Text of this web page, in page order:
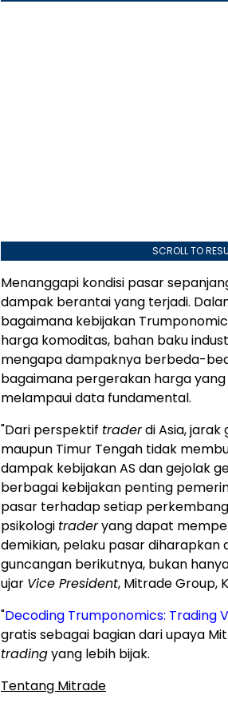
SCROLL TO
Menanggapi kondisi pasar
dampak berantai yang terjadi.
bagaimana kebijakan
harga komoditas, bahan baku
mengapa dampaknya berbeda-
bagaimana pergerakan harga
melampaui data fundamental.
"Dari perspektif traderdi Asia, jarak
maupun Timur Tengah tidak
dampak kebijakan AS dan gejolak
berbagai kebijakan penting
pasar terhadap setiap
psikologi traderyang dapat
demikian, pelaku pasar
guncangan berikutnya, bukan
ujar Vice President, Mitrade Group,
"Decoding Trumponomics: Trading
gratis sebagai bagian dari upaya
tradingyang lebih bijak.
Tentang Mitrade